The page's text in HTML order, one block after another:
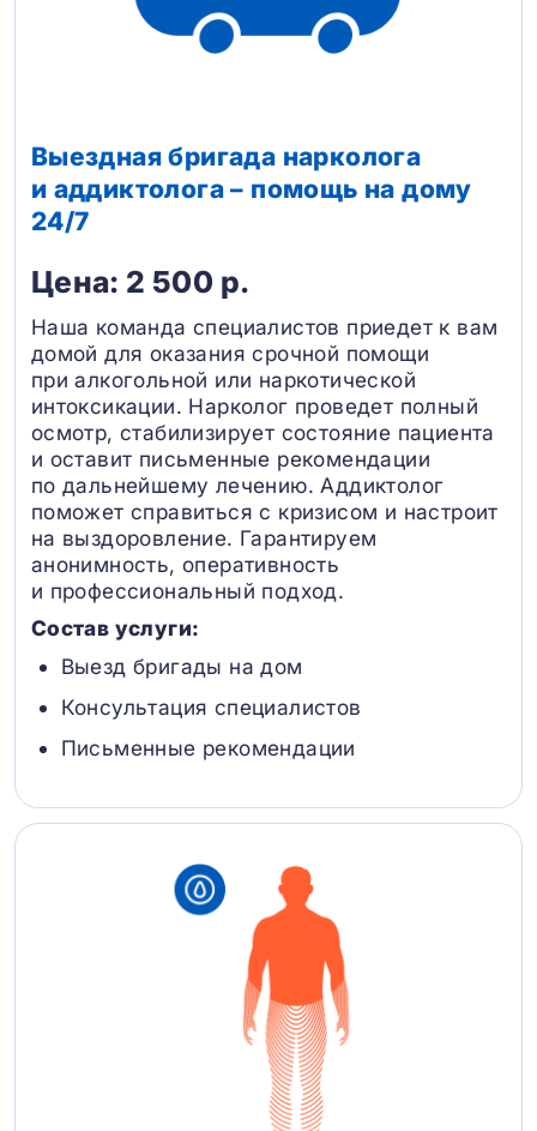
Выездная бригада нарколога
и аддиктолога – помощь на дому
24/7
Цена: 2 500 р.
Наша команда специалистов приедет к вам
домой для оказания срочной помощи
при алкогольной или наркотической
интоксикации. Нарколог проведет полный
осмотр, стабилизирует состояние пациента
и оставит письменные рекомендации
по дальнейшему лечению. Аддиктолог
поможет справиться с кризисом и настроит
на выздоровление. Гарантируем
анонимность, оперативность
и профессиональный подход.
Состав услуги:
Выезд бригады на дом
Консультация специалистов
Письменные рекомендации